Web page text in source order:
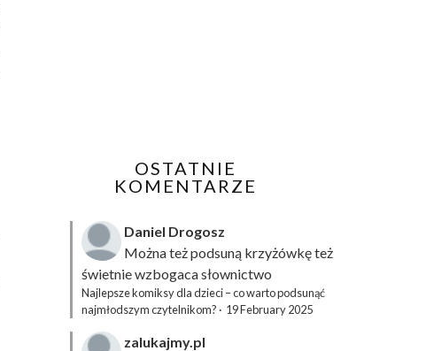
OSTATNIE
KOMENTARZE
Daniel Drogosz
Można też podsuną krzyżówkęteż
świetnie wzbogaca słownictwo
Najlepsze komiksy dla dzieci – co warto podsunąć
najmłodszym czytelnikom? · 19 February 2025
zalukajmy.pl